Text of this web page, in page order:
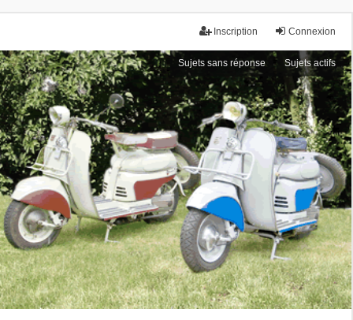
Connexion
Inscription
Sujets sans réponse Sujets actifs